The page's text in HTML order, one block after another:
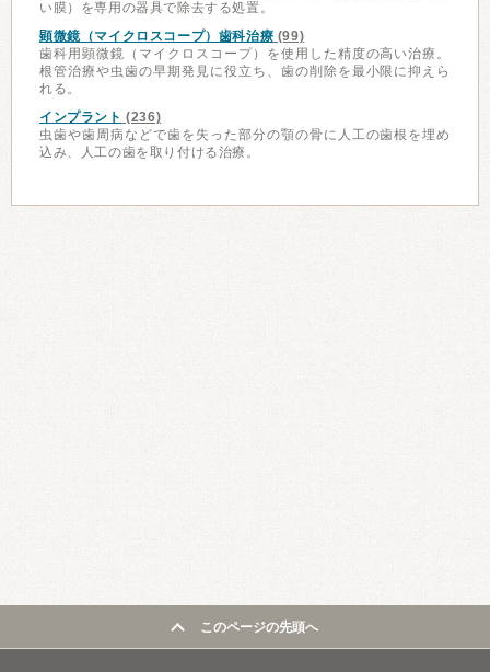
い膜）を専用の器具で除去する処置。
顕微鏡（マイクロスコープ）歯科治療 (99)
歯科用顕微鏡（マイクロスコープ）を使用した精度の高い治療。
根管治療や虫歯の早期発見に役立ち、歯の削除を最小限に抑えら
れる。
インプラント (236)
虫歯や歯周病などで歯を失った部分の顎の骨に人工の歯根を埋め
込み、人工の歯を取り付ける治療。
このページの先頭へ